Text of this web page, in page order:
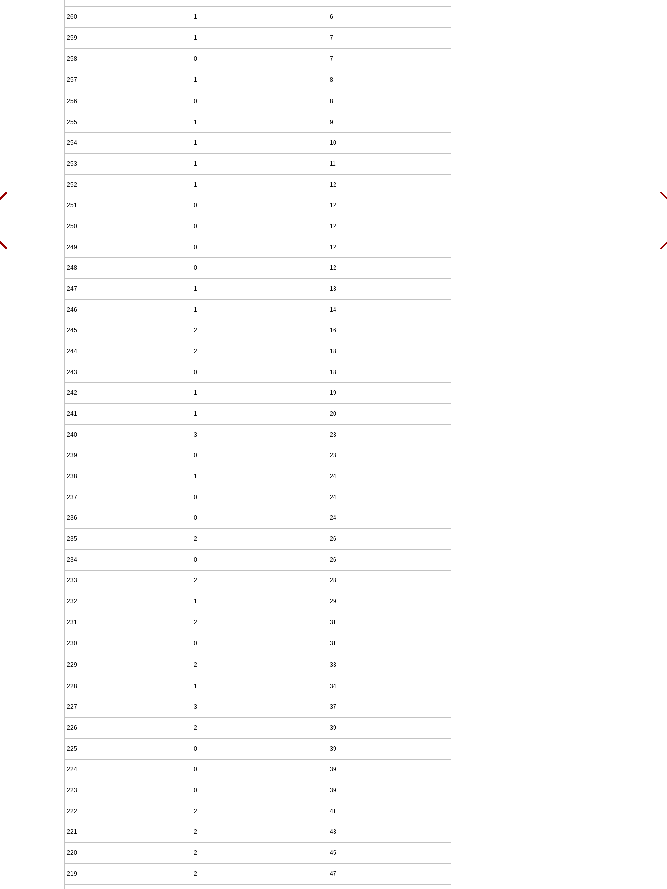
260 1 6
259 1 7
258 0 7
257 1 8
256 0 8
255 1 9
254 1 10
253 1 11
252 1 12
251 0 12
250 0 12
249 0 12
248 0 12
247 1 13
246 1 14
245 2 16
244 2 18
243 0 18
242 1 19
241 1 20
240 3 23
239 0 23
238 1 24
237 0 24
236 0 24
235 2 26
234 0 26
233 2 28
232 1 29
231 2 31
230 0 31
229 2 33
228 1 34
227 3 37
226 2 39
225 0 39
224 0 39
223 0 39
222 2 41
221 2 43
220 2 45
219 2 47